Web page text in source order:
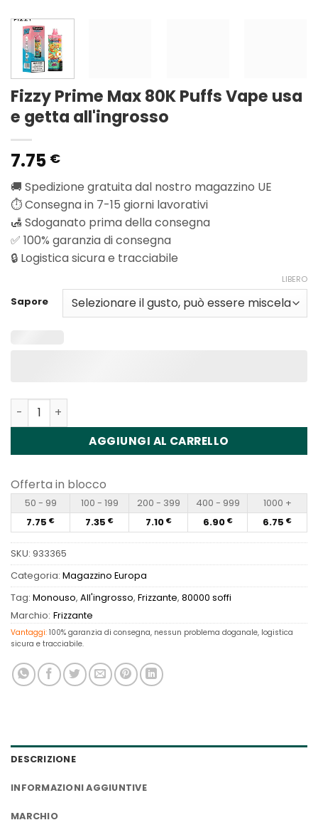
Fizzy Prime Max 80K Puffs Vape usa
e getta all'ingrosso
7.75 €
🚚 Spedizione gratuita dal nostro magazzino UE
⏱️ Consegna in 7-15 giorni lavorativi
🛃 Sdoganato prima della consegna
✅ 100% garanzia di consegna
🔒 Logistica sicura e tracciabile
Sapore
LIBERO
Quantità Fizzy Prime Max 80K Puffs Disposable Vape
AGGIUNGI AL CARRELLO
Offerta in blocco
50 - 99 100 - 199 200 - 399 400 - 999
1000 +
7.75 € 7.35 € 7.10 € 6.90 € 6.75 €
SKU: 933365
Categoria: Magazzino Europa
Tag: Monouso, All'ingrosso, Frizzante, 80000 soffi
Marchio: Frizzante
Vantaggi: 100% garanzia di consegna, nessun problema doganale, logistica
sicura e tracciabile.
DESCRIZIONE
INFORMAZIONI AGGIUNTIVE
MARCHIO